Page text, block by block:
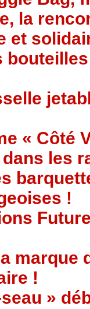
la
et
« Côté
les
!
marque
!
»